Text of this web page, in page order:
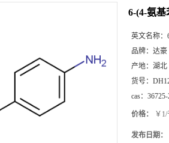
6-(4-氨基
英文名称：
品牌： 达豪
产地： 湖北
货号：
cas：
价格： ￥
发布日期：